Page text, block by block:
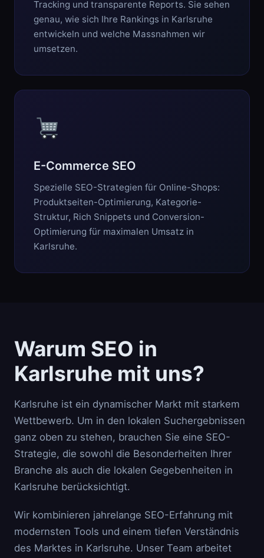
Tracking und transparente Reports. Sie sehen
genau, wie sich Ihre Rankings in Karlsruhe
entwickeln und welche Massnahmen wir
umsetzen.
E-Commerce SEO
Spezielle SEO-Strategien für Online-Shops:
Produktseiten-Optimierung, Kategorie-
Struktur, Rich Snippets und Conversion-
Optimierung für maximalen Umsatz in
Karlsruhe.
Warum SEO in
Karlsruhe mit uns?
Karlsruhe ist ein dynamischer Markt mit starkem
Wettbewerb. Um in den lokalen Suchergebnissen
ganz oben zu stehen, brauchen Sie eine SEO-
Strategie, die sowohl die Besonderheiten Ihrer
Branche als auch die lokalen Gegebenheiten in
Karlsruhe berücksichtigt.
Wir kombinieren jahrelange SEO-Erfahrung mit
modernsten Tools und einem tiefen Verständnis
des Marktes in Karlsruhe. Unser Team arbeitet